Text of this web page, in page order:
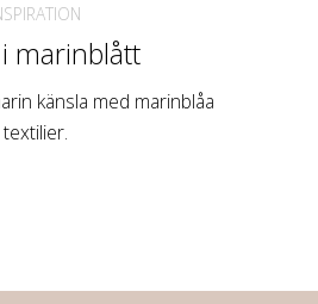
marinblått
känsla med marinblåa
textilier.